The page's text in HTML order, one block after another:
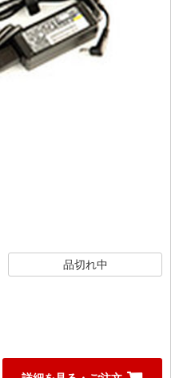
品切れ中